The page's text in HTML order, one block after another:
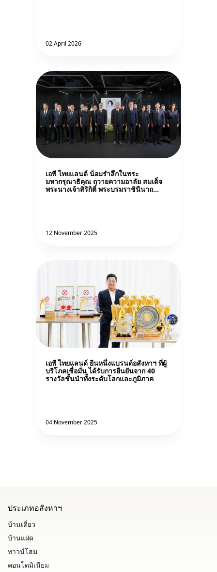
02 April 2026
เอพี ไทยแลนด์ น้อมรำลึกในพระ
มหากรุณาธิคุณ ถวายความอาลัย สมเด็จ
พระนางเจ้าสิริกิติ์ พระบรมราชินีนาถ
12 November 2025
เอพี ไทยแลนด์ ยืนหนึ่งแบรนด์อสังหาฯ ที่ผู้
บริโภคเชื่อมั่น ได้รับการยืนยันจาก 40
รางวัลชั้นนำทั้งระดับโลกและภูมิภาค
04 November 2025
ประเภทอสังหาฯ
บ้านเดี่ยว
บ้านแฝด
ทาวน์โฮม
คอนโดมิเนียม